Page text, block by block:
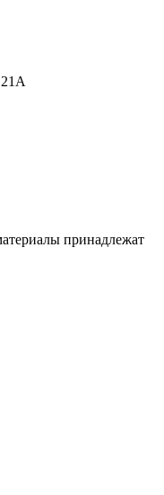
21А
принадлежат